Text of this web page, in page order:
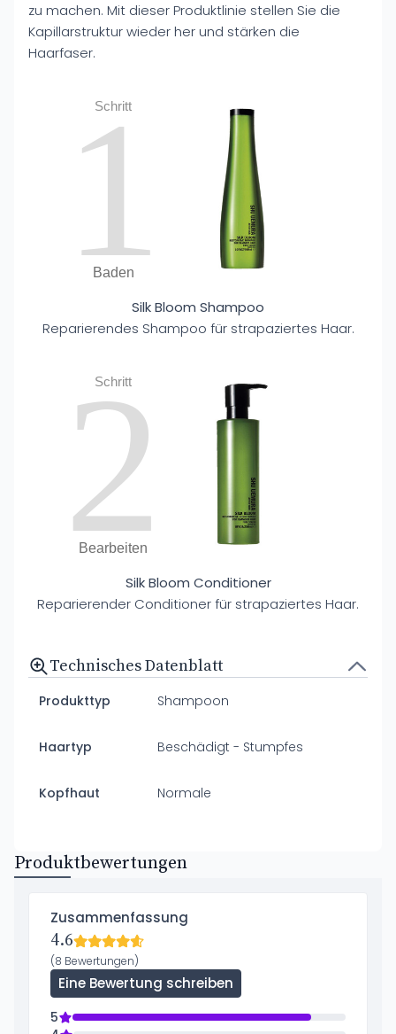
zu machen. Mit dieser Produktlinie stellen Sie die
Kapillarstruktur wieder her und stärken die
Haarfaser.
Schritt
1
Baden
Silk Bloom Shampoo
Reparierendes Shampoo für strapaziertes Haar.
Schritt
2
Bearbeiten
Silk Bloom Conditioner
Reparierender Conditioner für strapaziertes Haar.
Technisches Datenblatt
Produkttyp Shampoon
Haartyp Beschädigt - Stumpfes
Kopfhaut Normale
Produktbewertungen
Zusammenfassung
4.6
(8 Bewertungen)
Eine Bewertung schreiben
5